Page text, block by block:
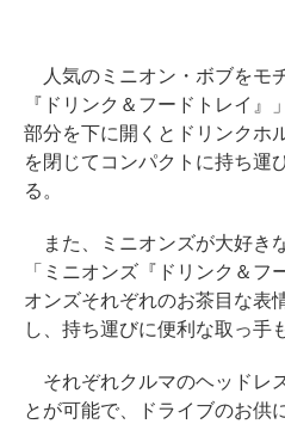
人気のミニオン・ボブをモ
『ドリンク＆フードトレイ』
部分を下に開くとドリンクホ
を閉じてコンパクトに持ち運
る。
また、ミニオンズが大好き
「ミニオンズ『ドリンク＆フ
オンズそれぞれのお茶目な表
し、持ち運びに便利な取っ手
それぞれクルマのヘッドレ
とが可能で、ドライブのお供